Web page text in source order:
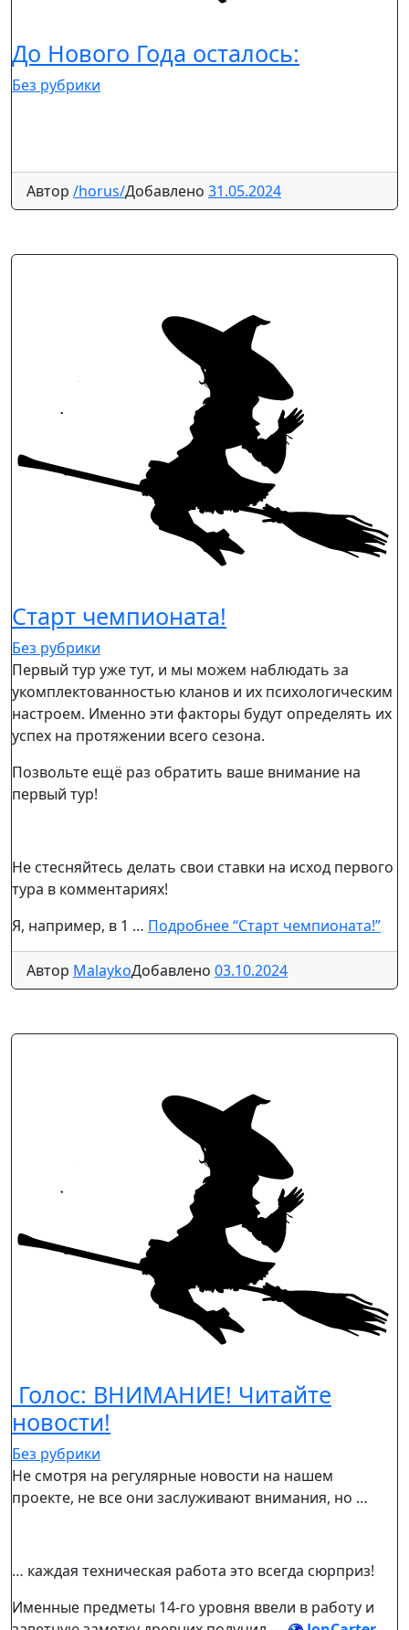
До Нового Года осталось:
Без рубрики
Автор /horus/Добавлено 31.05.2024
Старт чемпионата!
Без рубрики
Первый тур уже тут, и мы можем наблюдать за
укомплектованностью кланов и их психологическим
настроем. Именно эти факторы будут определять их
успех на протяжении всего сезона.
Позвольте ещё раз обратить ваше внимание на
первый тур!
Не стесняйтесь делать свои ставки на исход первого
тура в комментариях!
Я, например, в 1 … Подробнее“Старт чемпионата!”
Автор MalaykoДобавлено 03.10.2024
Голос: ВНИМАНИЕ! Читайте
новости!
Без рубрики
Не смотря на регулярные новости на нашем
проекте, не все они заслуживают внимания, но …
… каждая техническая работа это всегда сюрприз!
Именные предметы 14-го уровня ввели в работу и